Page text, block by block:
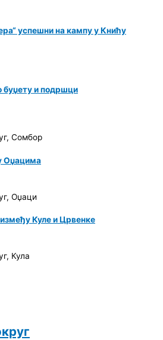
успешни на кампу у Книћу
буџету и подршци
, Сомбор
Оџацима
, Оџаци
Куле и Црвенке
, Кула